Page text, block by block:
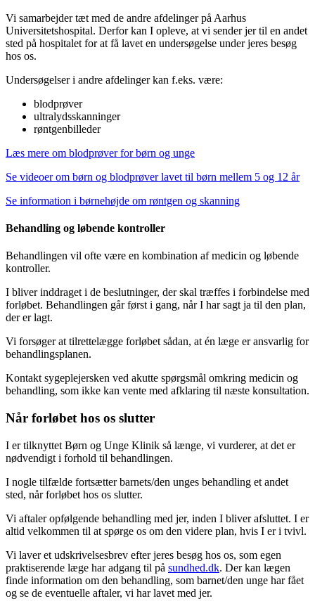
Vi samarbejder tæt med de andre afdelinger på Aarhus
Universitetshospital. Derfor kan I opleve, at vi sender jer til en andet
sted på hospitalet for at få lavet en undersøgelse under jeres besøg
hos os.
Undersøgelser i andre afdelinger kan f.eks. være:
blodprøver
ultralydsskanninger
røntgenbilleder
Læs mere om blodprøver for børn og unge
Se videoer om børn og blodprøver lavet til børn mellem 5 og 12 år
Se information i børnehøjde om røntgen og skanning
Behandling og løbende kontroller
Behandlingen vil ofte være en kombination af medicin og løbende
kontroller.
I bliver inddraget i de beslutninger, der skal træffes i forbindelse med
forløbet. Behandlingen går først i gang, når I har sagt ja til den plan,
der er lagt.
Vi forsøger at tilrettelægge forløbet sådan, at én læge er ansvarlig for
behandlingsplanen.
Kontakt sygeplejersken ved akutte spørgsmål omkring medicin og
behandling, som ikke kan vente med afklaring til næste konsultation.
Når forløbet hos os slutter
I er tilknyttet Børn og Unge Klinik så længe, vi vurderer, at det er
nødvendigt i forhold til behandlingen.
I nogle tilfælde fortsætter barnets/den unges behandling et andet
sted, når forløbet hos os slutter.
Vi aftaler opfølgende behandling med jer, inden I bliver afsluttet. I er
altid velkommen til at spørge os om den videre plan, hvis I er i tvivl.
Vi laver et udskrivelsesbrev efter jeres besøg hos os, som egen
praktiserende læge har adgang til på sundhed.dk. Der kan lægen
finde information om den behandling, som barnet/den unge har fået
og se de eventuelle aftaler, vi har lavet med jer.